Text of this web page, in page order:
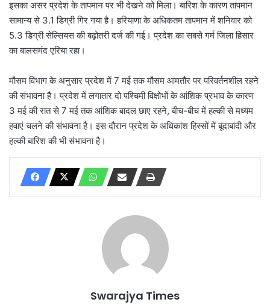
इसका असर प्रदेश के तापमान पर भी देखने को मिला। बारिश के कारण तापमान
सामान्य से 3.1 डिग्री गिर गया है। हरियाणा के अधिकतम तापमान में शनिवार को
5.3 डिग्री सेल्सियस की बढ़ोतरी दर्ज की गई। प्रदेश का सबसे गर्म जिला हिसार
का बालसमंद एरिया रहा।
मौसम विभाग के अनुसार प्रदेश में 7 मई तक मौसम आमतौर पर परिवर्तनशील रहने
की संभावना है। प्रदेश में लगातार दो पश्चिमी विक्षोभों के आंशिक प्रभाव के कारण
3 मई की रात से 7 मई तक आंशिक बादल छाए रहने, बीच-बीच में हल्की से मध्यम
हवाएं चलने की संभावना है। इस दौरान प्रदेश के अधिकांश हिस्सों में बूंदाबांदी और
हल्की बारिश की भी संभावना है।
Swarajya Times